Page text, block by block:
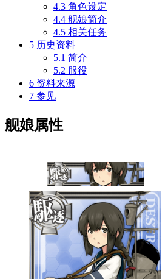
4.3 角色设定
4.4 舰娘简介
4.5 相关任务
5 历史资料
5.1 简介
5.2 服役
6 资料来源
7 参见
舰娘属性